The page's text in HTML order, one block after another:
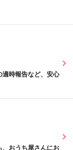
時報告など、安心
、おうち屋さんにお